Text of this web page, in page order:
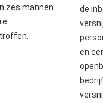
zes mannen
de
en